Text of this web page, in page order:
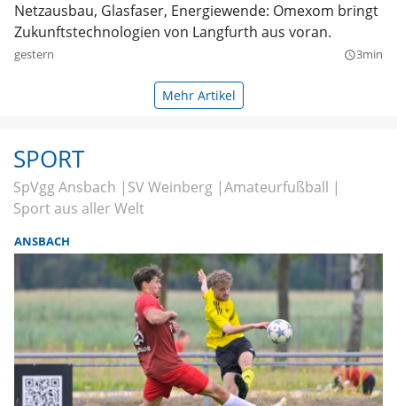
Netzausbau, Glasfaser, Energiewende: Omexom bringt
Zukunftstechnologien von Langfurth aus voran.
gestern query_builder3min
Mehr Artikel
SPORT
SpVgg Ansbach SV Weinberg Amateurfußball
Sport aus aller Welt
ANSBACH